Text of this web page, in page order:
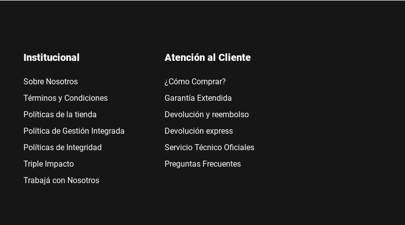
Institucional Atención al Cliente
Sobre Nosotros
Términos y Condiciones
Políticas de la tienda
Política de Gestión Integrada
Políticas de Integridad
Triple Impacto
Trabajá con Nosotros
¿Cómo Comprar?
Garantía Extendida
Devolución y reembolso
Devolución express
Servicio Técnico Oficiales
Preguntas Frecuentes